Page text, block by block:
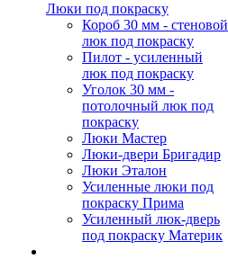
Люки под покраску
Короб 30 мм - стеновой
люк под покраску
Пилот - усиленный
люк под покраску
Уголок 30 мм -
потолочный люк под
покраску
Люки Мастер
Люки-двери Бригадир
Люки Эталон
Усиленные люки под
покраску Прима
Усиленный люк-дверь
под покраску Материк